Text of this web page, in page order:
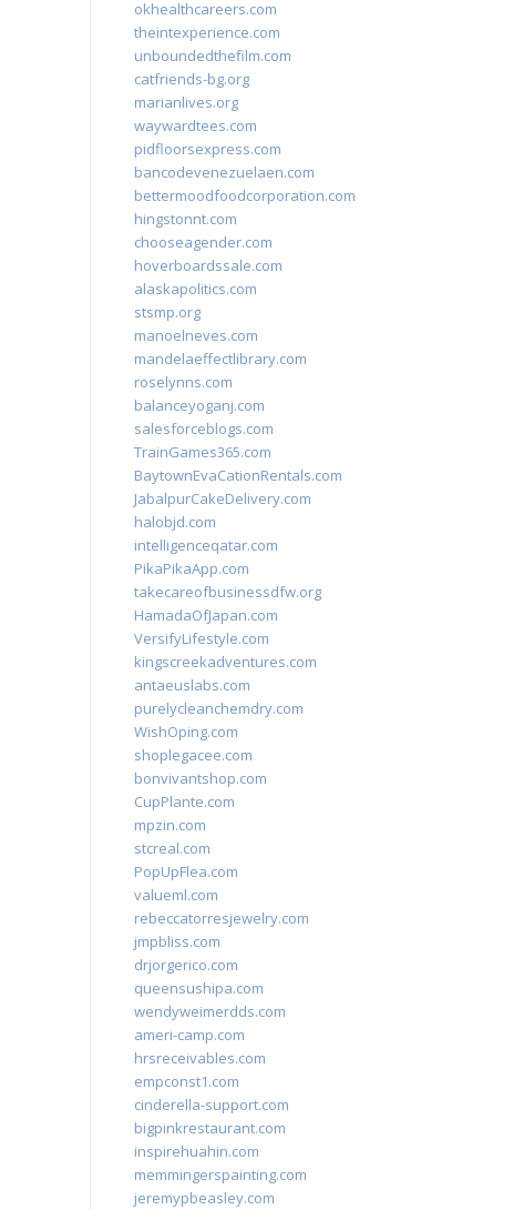
okhealthcareers.com
theintexperience.com
unboundedthefilm.com
catfriends-bg.org
marianlives.org
waywardtees.com
pidfloorsexpress.com
bancodevenezuelaen.com
bettermoodfoodcorporation.com
hingstonnt.com
chooseagender.com
hoverboardssale.com
alaskapolitics.com
stsmp.org
manoelneves.com
mandelaeffectlibrary.com
roselynns.com
balanceyoganj.com
salesforceblogs.com
TrainGames365.com
BaytownEvaCationRentals.com
JabalpurCakeDelivery.com
halobjd.com
intelligenceqatar.com
PikaPikaApp.com
takecareofbusinessdfw.org
HamadaOfJapan.com
VersifyLifestyle.com
kingscreekadventures.com
antaeuslabs.com
purelycleanchemdry.com
WishOping.com
shoplegacee.com
bonvivantshop.com
CupPlante.com
mpzin.com
stcreal.com
PopUpFlea.com
valueml.com
rebeccatorresjewelry.com
jmpbliss.com
drjorgerico.com
queensushipa.com
wendyweimerdds.com
ameri-camp.com
hrsreceivables.com
empconst1.com
cinderella-support.com
bigpinkrestaurant.com
inspirehuahin.com
memmingerspainting.com
jeremypbeasley.com